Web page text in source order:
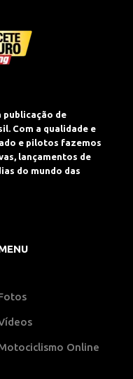
publicação de
Com a qualidade e
e pilotos fazemos
lançamentos de
do mundo das
Online